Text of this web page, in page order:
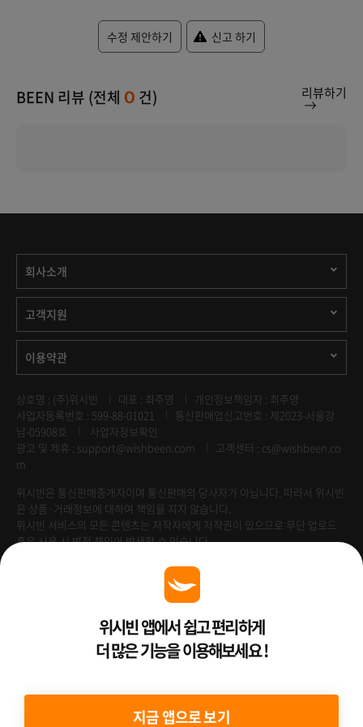
수정 제안하기 신고 하기
BEEN 리뷰 (전체 0 건) 리뷰하기
회사소개
고객지원
이용약관
상호명 : (주)위시빈 대표 : 최주영
개인정보책임자 : 최주영
사업자등록번호 : 599-88-01021
통신판매업신고번호 : 제2023-서울강
남-05908호
사업자정보확인
광고 및 제휴 : support@wishbeen.com
고객센터 : cs@wishbeen.co
m
위시빈은 통신판매중개자이며 통신판매의 당사자가 아닙니다. 따라서 위시빈
은 상품·거래정보에 대하여 책임을 지지 않습니다.
위시빈 서비스의 모든 콘텐츠는 저작자에게 저작권이 있으므로 무단 업로드
혹은 사용 시 법적 책임이 발생할 수 있습니다.
Venture Enterprise위시빈 앱에서 쉽고 편리하게
더 많은 기능을 이용해보세요 !
지금 앱으로 보기